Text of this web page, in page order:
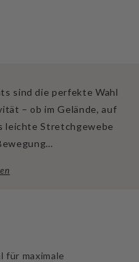
sind die perfekte Wahl
– ob im Gelände, auf
leichte Stretchgewebe
für maximale